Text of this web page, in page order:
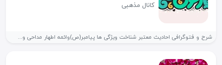
کانال مذهبی
شرح و فتوگرافی احادیث معتبر شناخت ویژگی ها پیامبر(ص)وائمه اطهار مداحی و...